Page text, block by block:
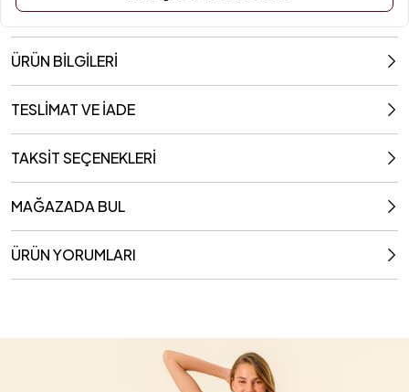
ÜRÜN BİLGİLERİ
TESLİMAT VE İADE
TAKSİT SEÇENEKLERİ
MAĞAZADA BUL
ÜRÜN YORUMLARI